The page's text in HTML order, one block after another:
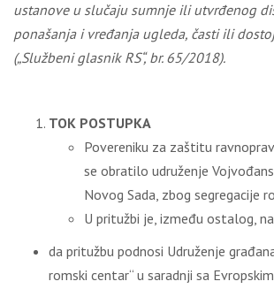
ustanove u slučaju sumnje ili utvrđenog
ponašanja i vređanja ugleda, časti ili
(„Službeni glasnik RS“, br. 65/2018).
TOK POSTUPKA
Povereniku za zaštitu
se obratilo udruženje
Novog Sada, zbog segregacije
U pritužbi je, između ostalog,
da pritužbu podnosi Udruženje
romski centar“ u saradnji sa